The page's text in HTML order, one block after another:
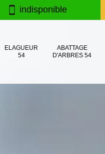
indisponible
ELAGUEUR
54
ABATTAGE
D'ARBRES 54